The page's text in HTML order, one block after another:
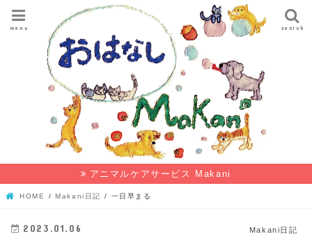
search
menu
アニマルケアサービス Makani
HOME Makani日記 一日早まる
Makani日記
2023.01.06